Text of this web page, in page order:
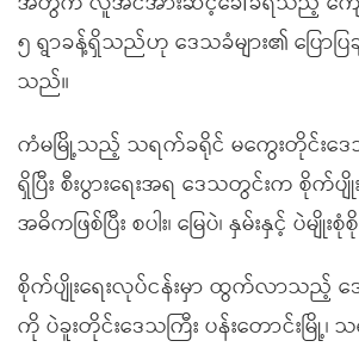
၅ ရွာခန့်ရှိသည်ဟု ဒေသခံများ၏ ပြောပ
သည်။
ကံမမြို့သည့် သရက်ခရိုင် မကွေးတိုင်းဒ
ရှိပြီး စီးပွားရေးအရ ဒေသတွင်းက စိုက်ပ
အဓိကဖြစ်ပြီး စပါး၊ မြေပဲ၊ နှမ်းနှင့် ပဲမျို
စိုက်ပျိုးရေးလုပ်ငန်းမှာ ထွက်လာသည့်
ကို ပဲခူးတိုင်းဒေသကြီး ပန်းတောင်းမြို့